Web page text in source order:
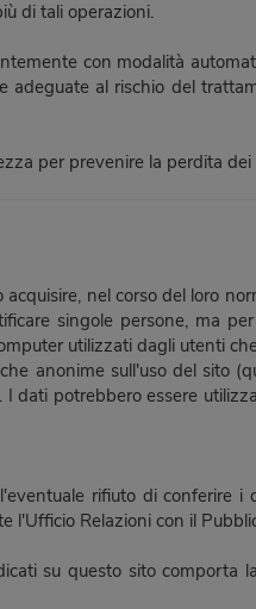
di tali operazioni.
con modalità
al rischio del
per prevenire la perdita
nel corso del loro
singole persone, ma
utilizzati dagli utenti
anonime sull'uso del sito
potrebbero essere
rifiuto di conferire
l'Ufficio Relazioni con il
su questo sito